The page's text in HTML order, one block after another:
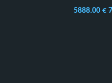
5888.00 €